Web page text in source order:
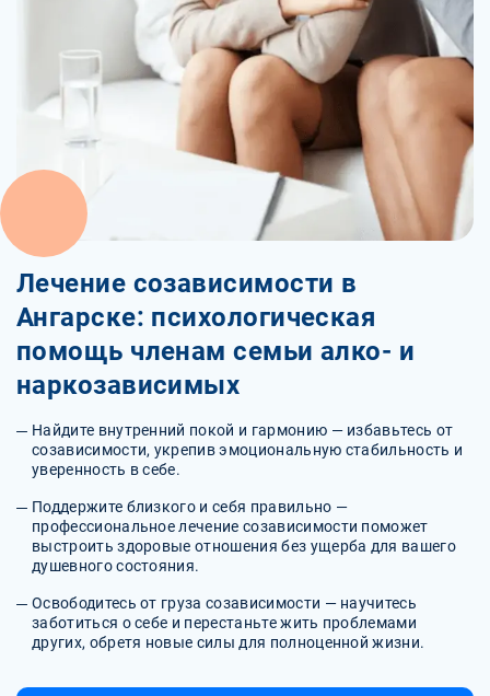
Лечение созависимости в
Ангарске: психологическая
помощь членам семьи алко- и
наркозависимых
Найдите внутренний покой и гармонию — избавьтесь от
созависимости, укрепив эмоциональную стабильность и
уверенность в себе.
Поддержите близкого и себя правильно —
профессиональное лечение созависимости поможет
выстроить здоровые отношения без ущерба для вашего
душевного состояния.
Освободитесь от груза созависимости — научитесь
заботиться о себе и перестаньте жить проблемами
других, обретя новые силы для полноценной жизни.